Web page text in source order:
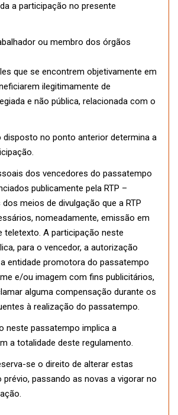
a participação no presente
ou membro dos órgãos
que se encontrem objetivamente em
ilegitimamente de
e não pública, relacionada com o
disposto no ponto anterior determina a
dos vencedores do passatempo
publicamente pela RTP –
meios de divulgação que a RTP
nomeadamente, emissão em
teletexto. A participação neste
para o vencedor, a autorização
entidade promotora do passatempo
e/ou imagem com fins publicitários,
alguma compensação durante os
à realização do passatempo.
neste passatempo implica a
a totalidade deste regulamento.
se o direito de alterar estas
prévio, passando as novas a vigorar no